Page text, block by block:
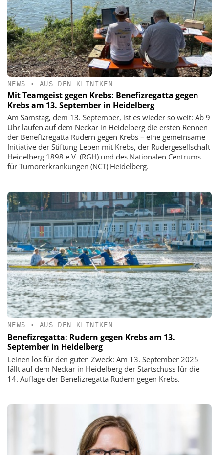
NEWS • AUS DEN KLINIKEN
Mit Teamgeist gegen Krebs: Benefizregatta gegen
Krebs am 13. September in Heidelberg
Am Samstag, dem 13. September, ist es wieder so weit: Ab 9
Uhr laufen auf dem Neckar in Heidelberg die ersten Rennen
der Benefizregatta Rudern gegen Krebs – eine gemeinsame
Initiative der Stiftung Leben mit Krebs, der Rudergesellschaft
Heidelberg 1898 e.V. (RGH) und des Nationalen Centrums
für Tumorerkrankungen (NCT) Heidelberg.
NEWS • AUS DEN KLINIKEN
Benefizregatta: Rudern gegen Krebs am 13.
September in Heidelberg
Leinen los für den guten Zweck: Am 13. September 2025
fällt auf dem Neckar in Heidelberg der Startschuss für die
14. Auflage der Benefizregatta Rudern gegen Krebs.